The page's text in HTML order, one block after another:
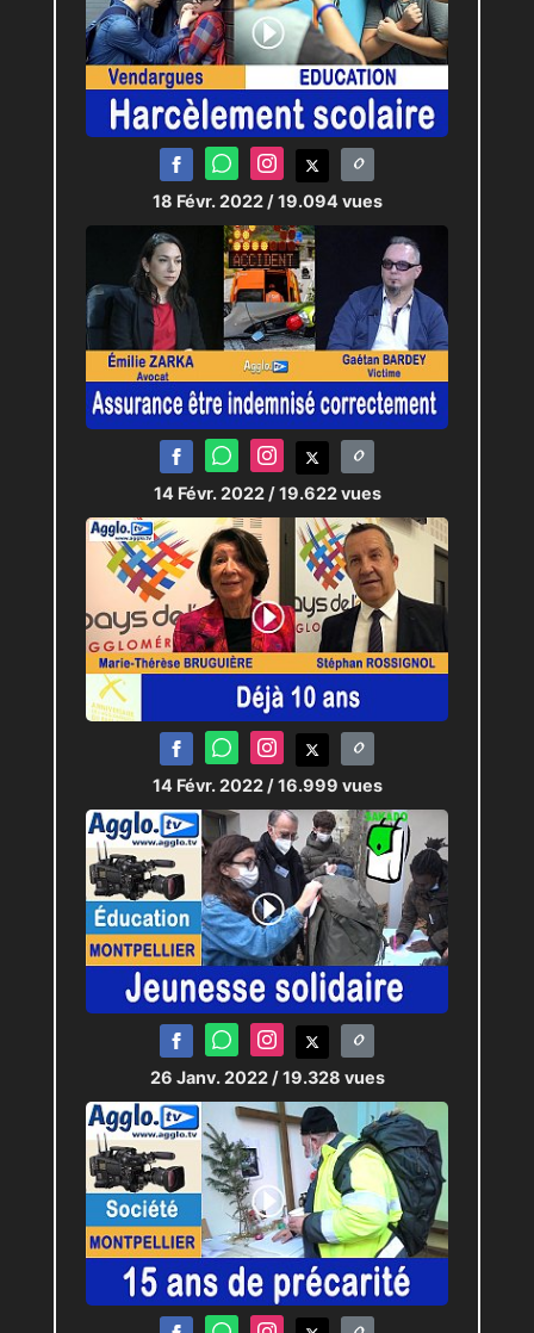
18 Févr. 2022 / 19.094 vues
14 Févr. 2022 / 19.622 vues
14 Févr. 2022 / 16.999 vues
26 Janv. 2022 / 19.328 vues